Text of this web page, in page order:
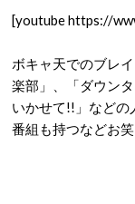
[youtube https://
ボキャ天でのブレ
楽部」、「ダウン
いかせて!!」などの
番組も持つなどお